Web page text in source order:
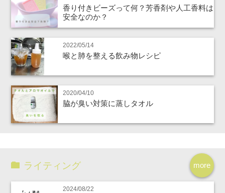
香り付きビーズって何？芳香剤や人工香料は
安全なのか？
2022/05/14
喉と肺を整える飲み物レシピ
2020/04/10
脇が臭い対策に蒸しタオル
more
ライティング
2024/08/22